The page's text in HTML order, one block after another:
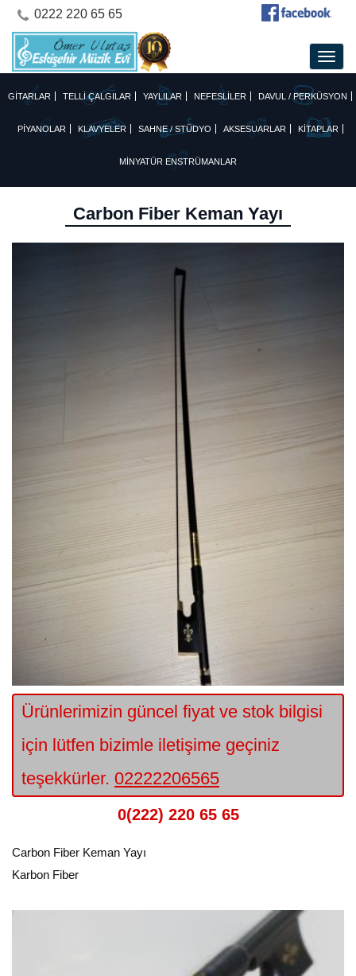
0222 220 65 65
GİTARLAR TELLİ ÇALGILAR YAYLILAR NEFESLİLER DAVUL / PERKÜSYON
PİYANOLAR KLAVYELER SAHNE / STÜDYO AKSESUARLAR KİTAPLAR
MİNYATÜR ENSTRÜMANLAR
Carbon Fiber Keman Yayı
Ürünlerimizin güncel fiyat ve stok bilgisi
için lütfen bizimle iletişime geçiniz
teşekkürler. 02222206565
0(222) 220 65 65
Carbon Fiber Keman Yayı
Karbon Fiber